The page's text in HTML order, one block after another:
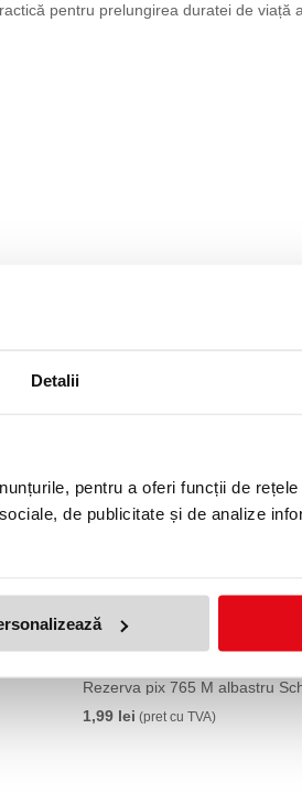
Detalii
pentru a oferi funcții de
de publicitate și de analize
pentru prelungirea duratei de viață
documente oficiale.
Rezerva pix 765 M albastru
1,99 lei (pret cu TVA)